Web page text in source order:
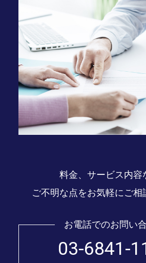
料金、サービス内容
ご不明な点をお気軽にご相
お電話でのお問い
03-6841-